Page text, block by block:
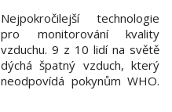
Nejpokročilejší technologie
pro monitorování kvality
vzduchu. 9 z 10 lidí na světě
dýchá špatný vzduch, který
neodpovídá pokynům WHO.